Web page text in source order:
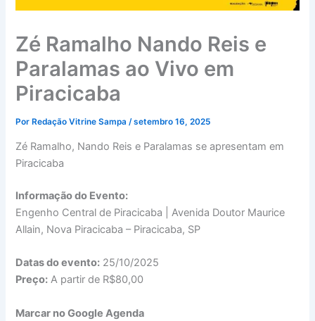
Zé Ramalho Nando Reis e
Paralamas ao Vivo em
Piracicaba
PorRedação Vitrine Sampa /setembro 16, 2025
Zé Ramalho, Nando Reis e Paralamas se apresentam em
Piracicaba
Informação do Evento:
Engenho Central de Piracicaba | Avenida Doutor Maurice
Allain, Nova Piracicaba – Piracicaba, SP
Datas do evento: 25/10/2025
Preço: A partir de R$80,00
Marcar no Google Agenda